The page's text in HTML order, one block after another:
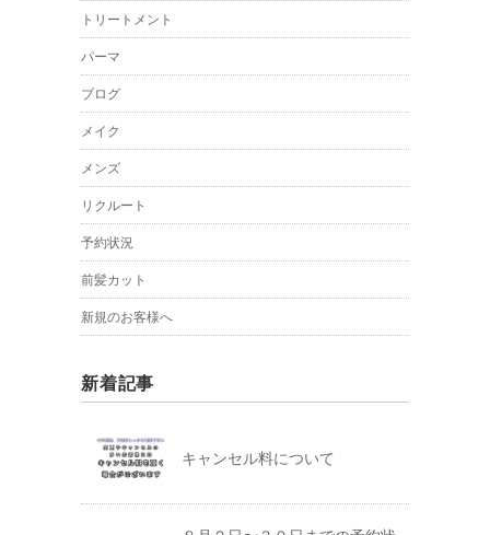
トリートメント
パーマ
ブログ
メイク
メンズ
リクルート
予約状況
前髪カット
新規のお客様へ
新着記事
キャンセル料について